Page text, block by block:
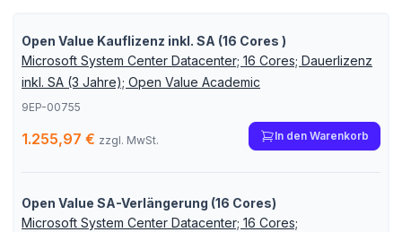
Open Value Kauflizenz inkl. SA (16 Cores )
Microsoft System Center Datacenter; 16 Cores; Dauerlizenz
inkl. SA (3 Jahre); Open Value Academic
9EP-00755
1.255,97 € zzgl. MwSt. In den Warenkorb
Open Value SA-Verlängerung (16 Cores)
Microsoft System Center Datacenter; 16 Cores;